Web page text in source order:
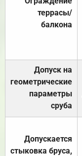
террасы/
балкона
Допуск на
геометрические
параметры
сруба
Допускается
стыковка бруса,